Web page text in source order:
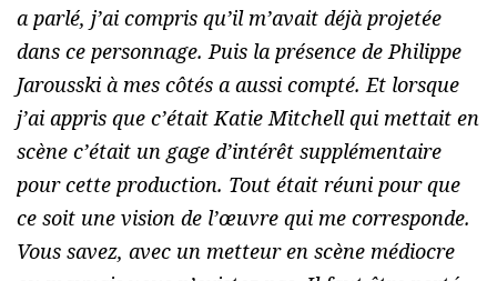
a parlé, j’ai compris qu’il m’avait déjà projetée
dans ce personnage. Puis la présence de Philippe
Jarousski à mes côtés a aussi compté. Et lorsque
j’ai appris que c’était Katie Mitchell qui mettait en
scène c’était un gage d’intérêt supplémentaire
pour cette production. Tout était réuni pour que
ce soit une vision de l’œuvre qui me corresponde.
Vous savez, avec un metteur en scène médiocre